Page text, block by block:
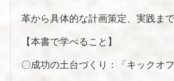
革から具体的な計画策定、実践ま
【本書で学べること】
〇成功の土台づくり：「キックオ